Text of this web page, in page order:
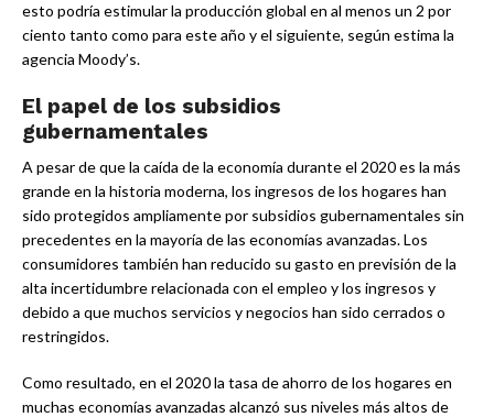
esto podría estimular la producción global en al menos un 2 por
ciento tanto como para este año y el siguiente, según estima la
agencia Moody’s.
El papel de los subsidios
gubernamentales
A pesar de que la caída de la economía durante el 2020 es la más
grande en la historia moderna, los ingresos de los hogares han
sido protegidos ampliamente por subsidios gubernamentales sin
precedentes en la mayoría de las economías avanzadas. Los
consumidores también han reducido su gasto en previsión de la
alta incertidumbre relacionada con el empleo y los ingresos y
debido a que muchos servicios y negocios han sido cerrados o
restringidos.
Como resultado, en el 2020 la tasa de ahorro de los hogares en
muchas economías avanzadas alcanzó sus niveles más altos de